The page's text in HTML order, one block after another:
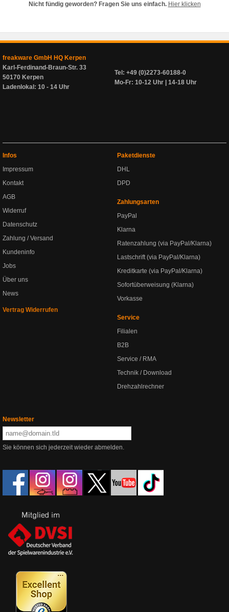
Nicht fündig geworden? Fragen Sie uns einfach. Hier klicken
freakware GmbH HQ Kerpen
Karl-Ferdinand-Braun-Str. 33
50170 Kerpen
Ladenlokal: 10 - 14 Uhr
Tel: +49 (0)2273-60188-0
Mo-Fr: 10-12 Uhr | 14-18 Uhr
Infos
Impressum
Kontakt
AGB
Widerruf
Datenschutz
Zahlung / Versand
Kundeninfo
Jobs
Über uns
News
Vertrag Widerrufen
Paketdienste
DHL
DPD
Zahlungsarten
PayPal
Klarna
Ratenzahlung (via PayPal/Klarna)
Lastschrift (via PayPal/Klarna)
Kreditkarte (via PayPal/Klarna)
Sofortüberweisung (Klarna)
Vorkasse
Service
Filialen
B2B
Service / RMA
Technik / Download
Drehzahlrechner
Newsletter
Sie können sich jederzeit wieder abmelden.